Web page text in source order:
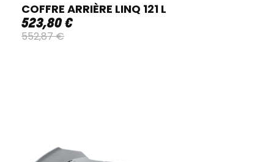
COFFRE ARRIÈRE LINQ 121 L
523,80€
552,87€